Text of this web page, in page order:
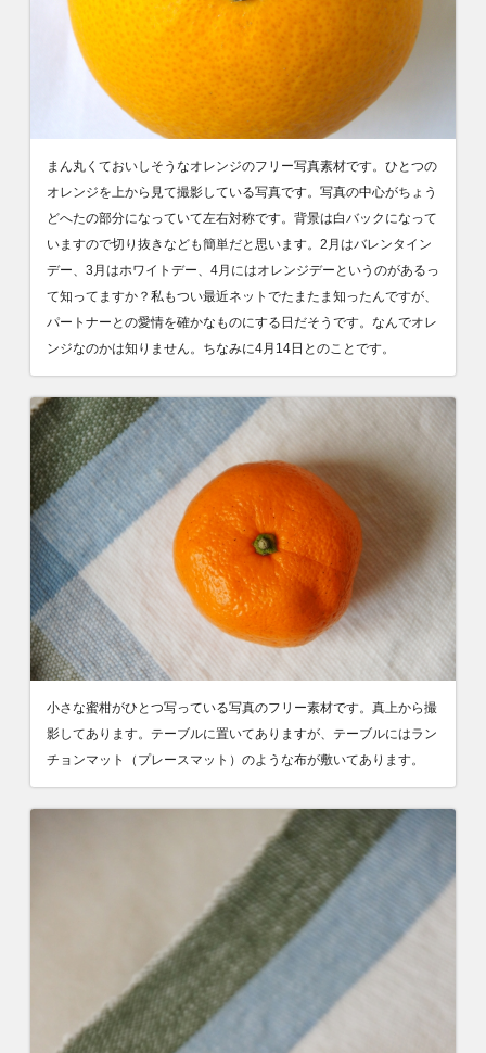
まん丸くておいしそうなオレンジのフリー写真素材です。ひとつの
オレンジを上から見て撮影している写真です。写真の中心がちょう
どへたの部分になっていて左右対称です。背景は白バックになって
いますので切り抜きなども簡単だと思います。2月はバレンタイン
デー、3月はホワイトデー、4月にはオレンジデーというのがあるっ
て知ってますか？私もつい最近ネットでたまたま知ったんですが、
パートナーとの愛情を確かなものにする日だそうです。なんでオレ
ンジなのかは知りません。ちなみに4月14日とのことです。
小さな蜜柑がひとつ写っている写真のフリー素材です。真上から撮
影してあります。テーブルに置いてありますが、テーブルにはラン
チョンマット（プレースマット）のような布が敷いてあります。